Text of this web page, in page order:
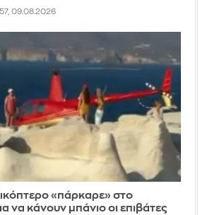
09.08.2026
«πάρκαρε» στο
να κάνουν μπάνιο οι επιβάτες